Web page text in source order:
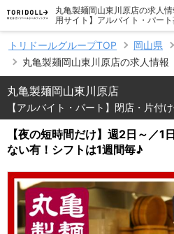
丸亀製麺岡山東川原店の求人
用サイト】アルバイト・パー
トリドールグループTOP 岡山県
丸亀製麺岡山東川原店の求人情報
丸亀製麺岡山東川原店
【アルバイト・パート】閉店・片付
【夜の短時間だけ】週2日～／
ない有！シフトは1週間毎♪